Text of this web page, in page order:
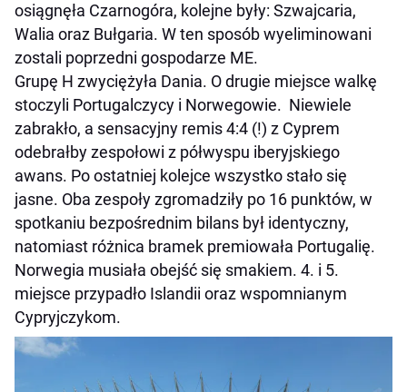
osiągnęła Czarnogóra, kolejne były: Szwajcaria,
Walia oraz Bułgaria. W ten sposób wyeliminowani
zostali poprzedni gospodarze ME.
Grupę H zwyciężyła Dania. O drugie miejsce walkę
stoczyli Portugalczycy i Norwegowie. Niewiele
zabrakło, a sensacyjny remis 4:4 (!) z Cyprem
odebrałby zespołowi z półwyspu iberyjskiego
awans. Po ostatniej kolejce wszystko stało się
jasne. Oba zespoły zgromadziły po 16 punktów, w
spotkaniu bezpośrednim bilans był identyczny,
natomiast różnica bramek premiowała Portugalię.
Norwegia musiała obejść się smakiem. 4. i 5.
miejsce przypadło Islandii oraz wspomnianym
Cypryjczykom.